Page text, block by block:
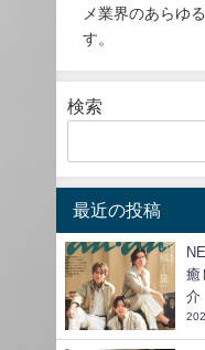
メ業界のあらゆ
す。
検索
最近の投稿
癒
介